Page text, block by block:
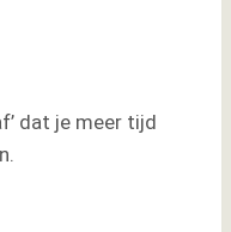
dat je meer tijd